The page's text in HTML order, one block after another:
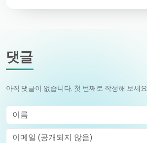
댓글
아직 댓글이 없습니다. 첫 번째로 작성해 보세요.
이름
이메일 (공개되지 않음)